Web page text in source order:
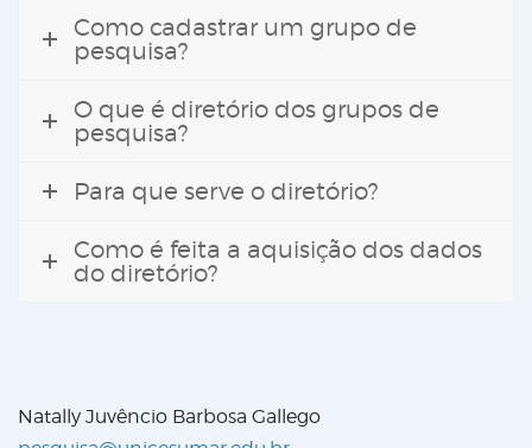
Como cadastrar um grupo de
pesquisa?
O que é diretório dos grupos de
pesquisa?
Para que serve o diretório?
Como é feita a aquisição dos dados
do diretório?
Natally Juvêncio Barbosa Gallego